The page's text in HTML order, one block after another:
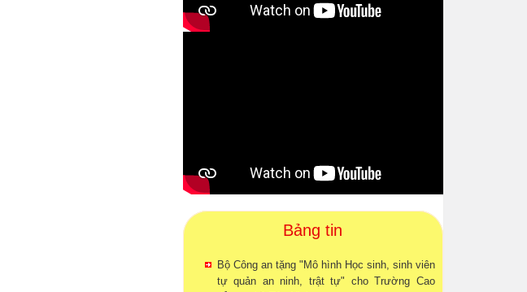
Bảng tin
Bộ Công an tặng "Mô hình Học sinh, sinh viên
tự quản an ninh, trật tự" cho Trường Cao